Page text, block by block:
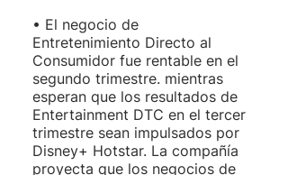
• El negocio de
Entretenimiento Directo al
Consumidor fue rentable en el
segundo trimestre. mientras
esperan que los resultados de
Entertainment DTC en el tercer
trimestre sean impulsados ​​por
Disney+ Hotstar. La compañía
proyecta que los negocios de